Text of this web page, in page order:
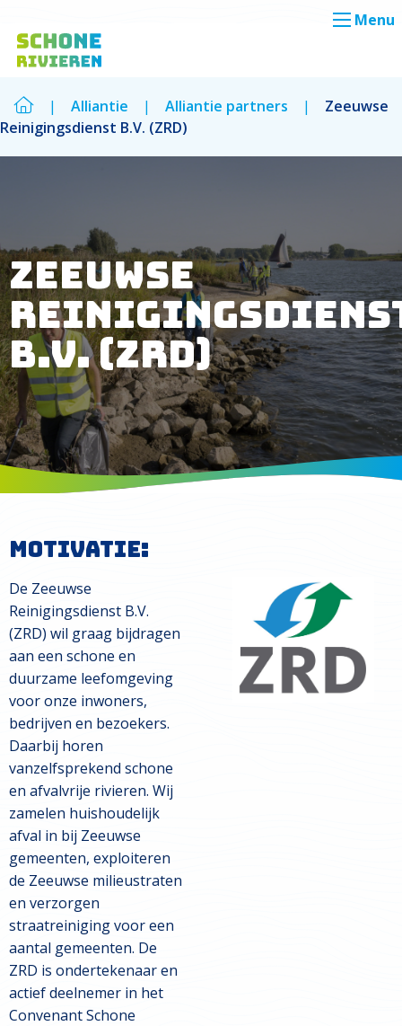
Menu
| Alliantie | Alliantie partners |
Zeeuwse
Reinigingsdienst B.V. (ZRD)
Zeeuwse
B.V. (ZRD)
Motivatie:
De Zeeuwse
Reinigingsdienst B.V.
(ZRD) wil graag bijdragen
aan een schone en
duurzame leefomgeving
voor onze inwoners,
bedrijven en bezoekers.
Daarbij horen
vanzelfsprekend schone
en afvalvrije rivieren. Wij
zamelen huishoudelijk
afval in bij Zeeuwse
gemeenten, exploiteren
de Zeeuwse milieustraten
en verzorgen
straatreiniging voor een
aantal gemeenten. De
ZRD is ondertekenaar en
actief deelnemer in het
Convenant Schone